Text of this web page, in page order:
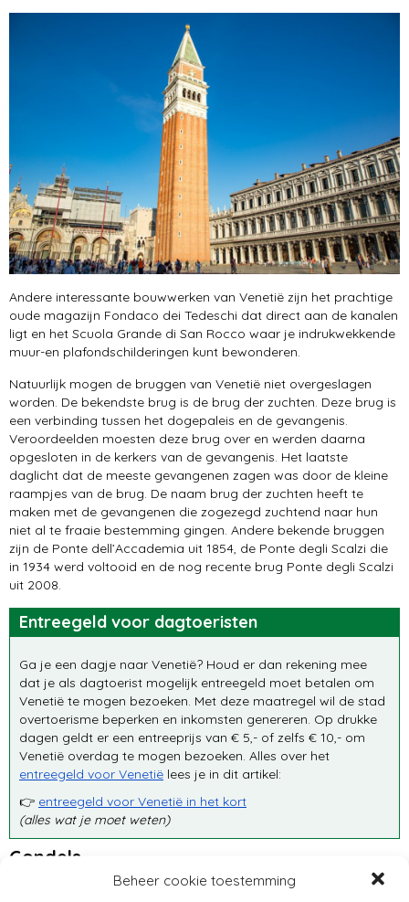
Beheer cookie toestemming
Andere interessante bouwwerken van Venetië zijn het prachtige
oude magazijn Fondaco dei Tedeschi dat direct aan de kanalen
ligt en het Scuola Grande di San Rocco waar je indrukwekkende
muur-en plafondschilderingen kunt bewonderen.
Natuurlijk mogen de bruggen van Venetië niet overgeslagen
worden. De bekendste brug is de brug der zuchten. Deze brug is
een verbinding tussen het dogepaleis en de gevangenis.
Veroordeelden moesten deze brug over en werden daarna
opgesloten in de kerkers van de gevangenis. Het laatste
daglicht dat de meeste gevangenen zagen was door de kleine
raampjes van de brug. De naam brug der zuchten heeft te
maken met de gevangenen die zogezegd zuchtend naar hun
niet al te fraaie bestemming gingen. Andere bekende bruggen
zijn de Ponte dell’Accademia uit 1854, de Ponte degli Scalzi die
in 1934 werd voltooid en de nog recente brug Ponte degli Scalzi
uit 2008.
Entreegeld voor dagtoeristen
Ga je een dagje naar Venetië? Houd er dan rekening mee
dat je als dagtoerist mogelijk entreegeld moet betalen om
Venetië te mogen bezoeken. Met deze maatregel wil de stad
overtoerisme beperken en inkomsten genereren. Op drukke
dagen geldt er een entreeprijs van € 5,- of zelfs € 10,- om
Venetië overdag te mogen bezoeken. Alles over het
entreegeld voor Venetië lees je in dit artikel:
👉 entreegeld voor Venetië in het kort
(alles wat je moet weten)
Gondels
Met de bruggen is het bruggetje snel gemaakt naar de vele